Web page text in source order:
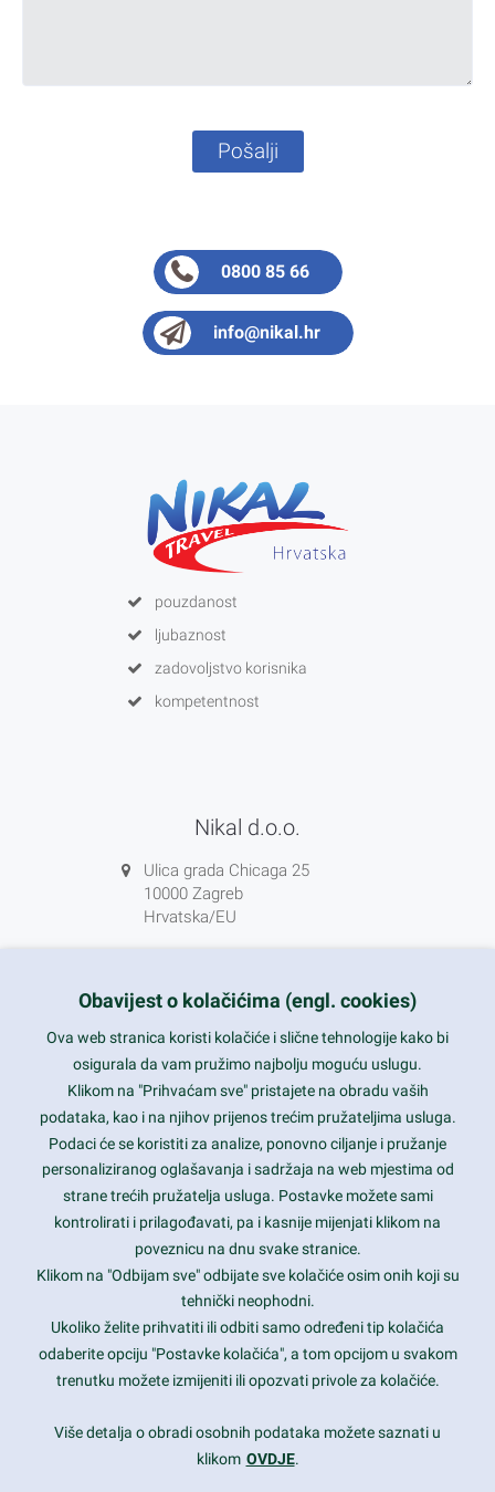
Pošalji
0800 85 66
info@nikal.hr
pouzdanost
ljubaznost
zadovoljstvo korisnika
kompetentnost
Nikal d.o.o.
Ulica grada Chicaga 25
10000 Zagreb
Hrvatska/EU
info@nikal.hr
HR-AB-01-080761107
ponedjeljak-petak 8-16h
Nazovite nas na besplatni telefon:
0800 85 66
Tečaj konverzije 1 EUR = 7,53450 kn
Obavijest o kolačićima (engl. cookies)
Ova web stranica koristi kolačiće i slične tehnologije kako bi
osigurala da vam pružimo najbolju moguću uslugu.
Klikom na "Prihvaćam sve" pristajete na obradu vaših
podataka, kao i na njihov prijenos trećim pružateljima usluga.
Podaci će se koristiti za analize, ponovno ciljanje i pružanje
personaliziranog oglašavanja i sadržaja na web mjestima od
strane trećih pružatelja usluga. Postavke možete sami
kontrolirati i prilagođavati, pa i kasnije mijenjati klikom na
poveznicu na dnu svake stranice.
Klikom na "Odbijam sve" odbijate sve kolačiće osim onih koji su
tehnički neophodni.
Ukoliko želite prihvatiti ili odbiti samo određeni tip kolačića
odaberite opciju "Postavke kolačića", a tom opcijom u svakom
trenutku možete izmijeniti ili opozvati privole za kolačiće.
Više detalja o obradi osobnih podataka možete saznati u
klikom OVDJE.